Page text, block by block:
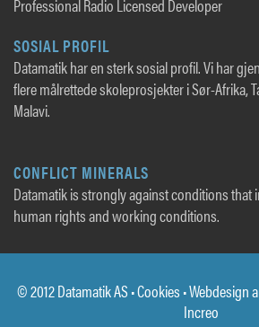
Professional Radio Licensed Developer
SOSIAL PROFIL
Datamatik har en sterk sosial profil. Vi har
flere målrettede skoleprosjekter i Sør-Afrika,
Malavi.
CONFLICT MINERALS
Datamatik is strongly against conditions that
human rights and working conditions.
© 2012 Datamatik AS •Cookies • Webdesign
Increo